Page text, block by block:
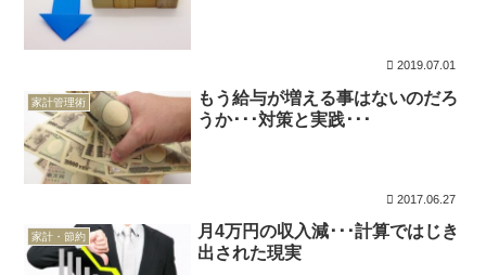
2019.07.01
家計管理術
もう給与が増える事はないのだろ
うか･･･対策と実践･･･
2017.06.27
家計・節約
月4万円の収入減･･･計算ではじき
出された現実